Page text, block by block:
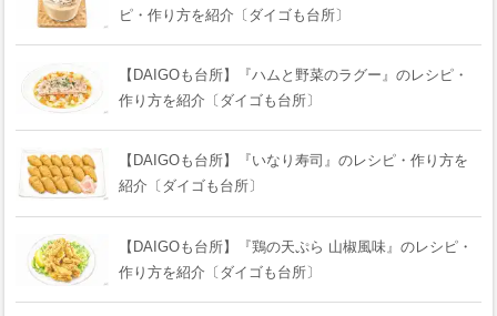
ピ・作り方を紹介〔ダイゴも台所〕
【DAIGOも台所】『ハムと野菜のラグー』のレシピ・
作り方を紹介〔ダイゴも台所〕
【DAIGOも台所】『いなり寿司』のレシピ・作り方を
紹介〔ダイゴも台所〕
【DAIGOも台所】『鶏の天ぷら 山椒風味』のレシピ・
作り方を紹介〔ダイゴも台所〕